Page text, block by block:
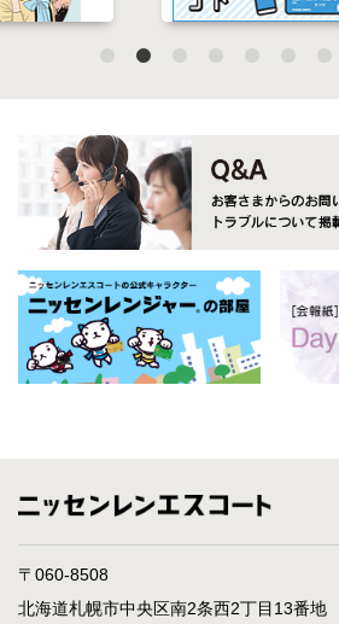
〒060-8508
北海道札幌市中央区南2条西2丁目13番地